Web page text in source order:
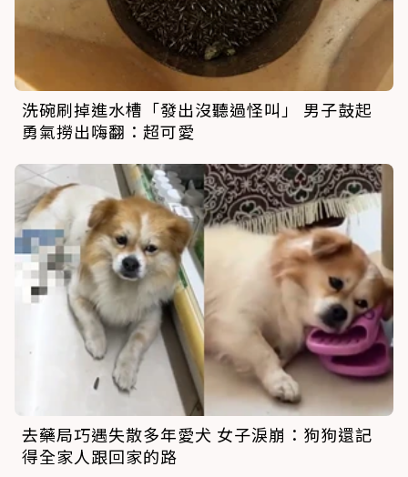
洗碗刷掉進水槽「發出沒聽過怪叫」 男子鼓起
勇氣撈出嗨翻：超可愛
去藥局巧遇失散多年愛犬 女子淚崩：狗狗還記
得全家人跟回家的路